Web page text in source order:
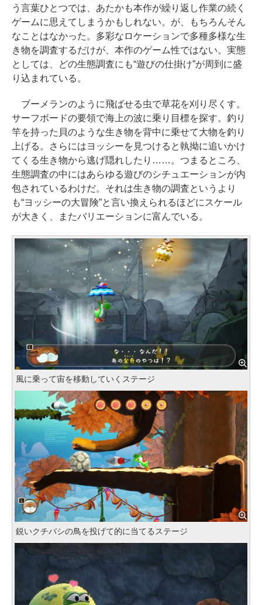
う言葉ひとつでは、あたかも本作が繰り返し作業の続く
ゲームに思えてしまうかもしれない。が、もちろんそん
なことはなかった。多彩なロケーションで多種多様な生
き物を調査するだけが、本作のゲーム性ではない。実態
としては、どの生態調査にも“遊びの仕掛け”が周到に盛
り込まれている。
ブーメランのように飛ばせる虫で草花を刈り尽くす。
サーフボードの要領で海上の波に乗り目標を探す。釣り
竿を持った貝のような生き物を背中に乗せて大物を釣り
上げる。さらにはヨッシーを見つけると執拗に追いかけ
てくる生き物から逃げ隠れしたり……。つまるところ、
生態調査の中にはあらゆる遊びのシチュエーションが内
包されているわけだ。それは生き物の調査というより
も“ヨッシーの大冒険”と言い換えられるほどにスケール
が大きく、またバリエーションに富んでいる。
風に乗って宙を移動していくステージ
鋭いクチバシの鳥を投げて的に当てるステージ